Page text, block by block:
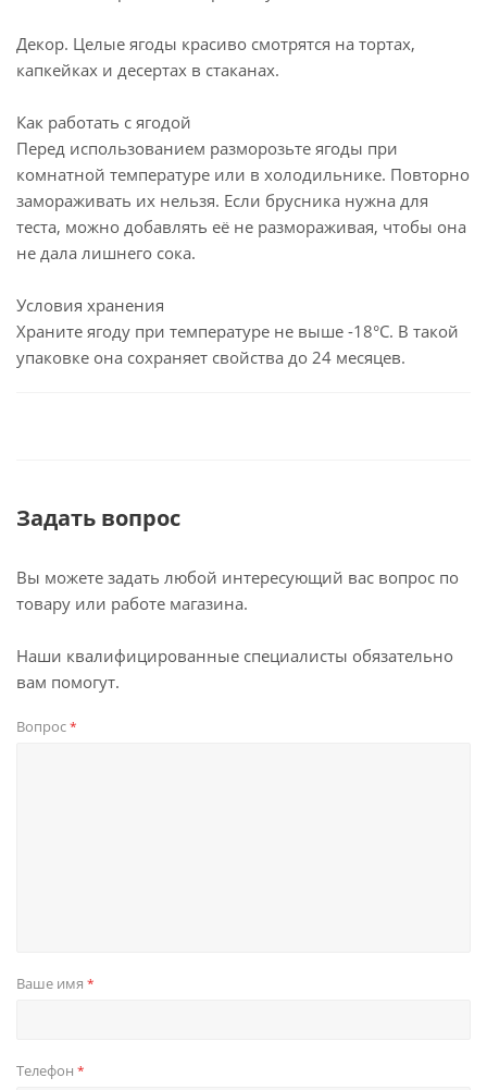
Декор. Целые ягоды красиво смотрятся на тортах,
капкейках и десертах в стаканах.
Как работать с ягодой
Перед использованием разморозьте ягоды при
комнатной температуре или в холодильнике. Повторно
замораживать их нельзя. Если брусника нужна для
теста, можно добавлять её не размораживая, чтобы она
не дала лишнего сока.
Условия хранения
Храните ягоду при температуре не выше -18°C. В такой
упаковке она сохраняет свойства до 24 месяцев.
Задать вопрос
Вы можете задать любой интересующий вас вопрос по
товару или работе магазина.
Наши квалифицированные специалисты обязательно
вам помогут.
Вопрос*
Ваше имя *
Телефон *